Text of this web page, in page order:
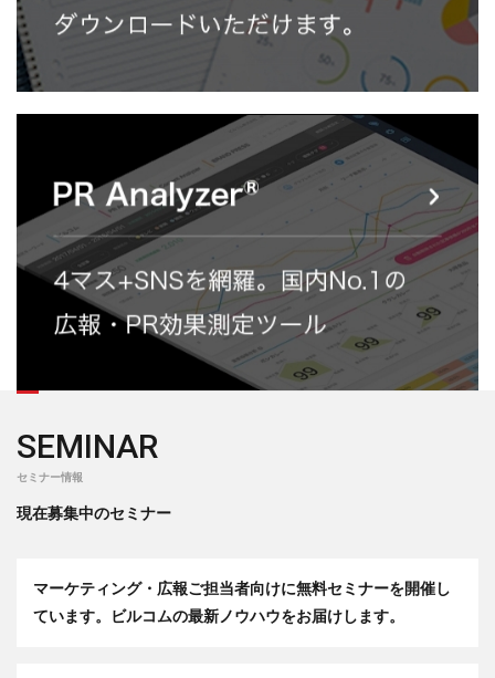
SEMINAR
セミナー情報
現在募集中のセミナー
マーケティング・広報ご担当者向けに無料セミナーを開催し
ています。ビルコムの最新ノウハウをお届けします。